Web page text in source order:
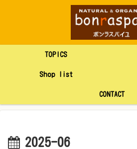
TOPICS
Shop list
CONTACT
2025-06